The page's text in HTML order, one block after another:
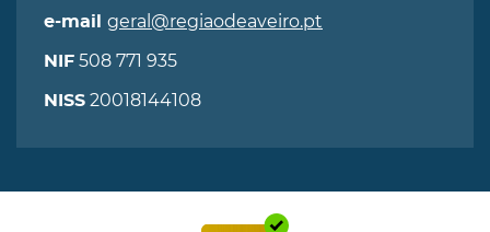
e-mail geral@regiaodeaveiro.pt
NIF 508 771 935
NISS 20018144108